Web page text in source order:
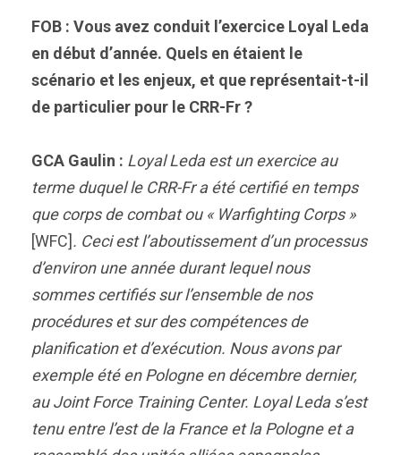
FOB : Vous avez conduit l’exercice Loyal Leda
en début d’année. Quels en étaient le
scénario et les enjeux, et que représentait-t-il
de particulier pour le CRR-Fr ?
GCA Gaulin : Loyal Leda est un exercice au
terme duquel le CRR-Fr a été certifié en temps
que corps de combat ou « Warfighting Corps »
[WFC]. Ceci est l’aboutissement d’un processus
d’environ une année durant lequel nous
sommes certifiés sur l’ensemble de nos
procédures et sur des compétences de
planification et d’exécution. Nous avons par
exemple été en Pologne en décembre dernier,
au Joint Force Training Center. Loyal Leda s’est
tenu entre l’est de la France et la Pologne et a